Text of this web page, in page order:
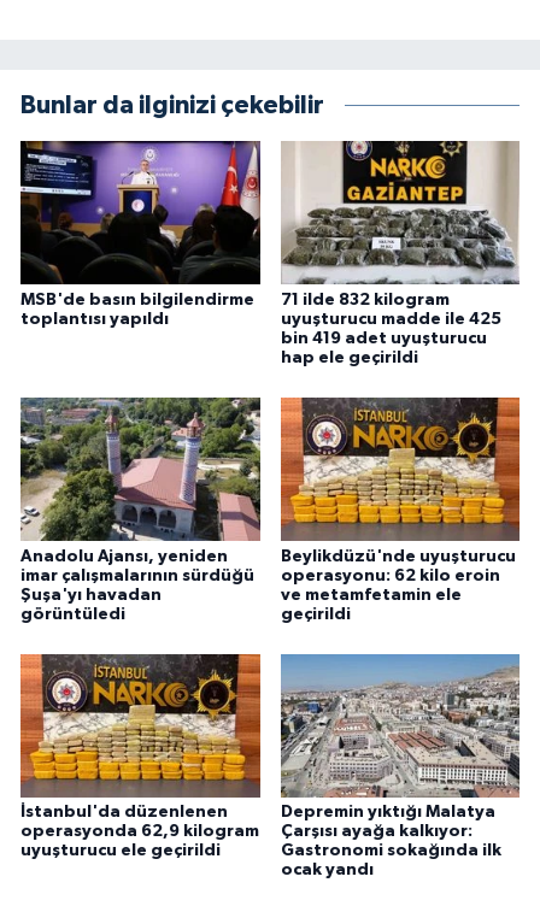
Bunlar da ilginizi çekebilir
MSB'de basın bilgilendirme
toplantısı yapıldı
71 ilde 832 kilogram
uyuşturucu madde ile 425
bin 419 adet uyuşturucu
hap ele geçirildi
Anadolu Ajansı, yeniden
imar çalışmalarının sürdüğü
Şuşa'yı havadan
görüntüledi
Beylikdüzü'nde uyuşturucu
operasyonu: 62 kilo eroin
ve metamfetamin ele
geçirildi
İstanbul'da düzenlenen
operasyonda 62,9 kilogram
uyuşturucu ele geçirildi
Depremin yıktığı Malatya
Çarşısı ayağa kalkıyor:
Gastronomi sokağında ilk
ocak yandı